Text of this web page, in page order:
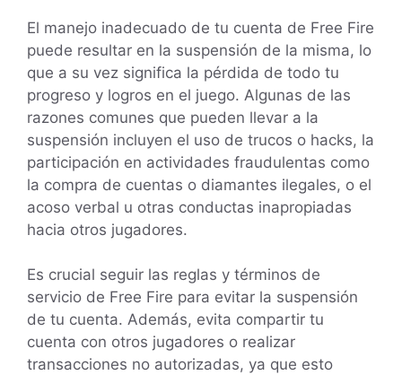
El manejo inadecuado de tu cuenta de Free Fire
puede resultar en la suspensión de la misma, lo
que a su vez significa la pérdida de todo tu
progreso y logros en el juego. Algunas de las
razones comunes que pueden llevar a la
suspensión incluyen el uso de trucos o hacks, la
participación en actividades fraudulentas como
la compra de cuentas o diamantes ilegales, o el
acoso verbal u otras conductas inapropiadas
hacia otros jugadores.
Es crucial seguir las reglas y términos de
servicio de Free Fire para evitar la suspensión
de tu cuenta. Además, evita compartir tu
cuenta con otros jugadores o realizar
transacciones no autorizadas, ya que esto